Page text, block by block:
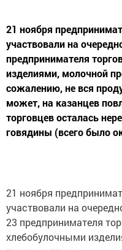
21 ноября
участвовали на
предпринимателя
изделиями, молочной
сожалению, не вся
может, на казанцев
торговцев осталась
говядины (всего было
21 ноября
участвовали на
23 предпринимателя
хлебобулочными